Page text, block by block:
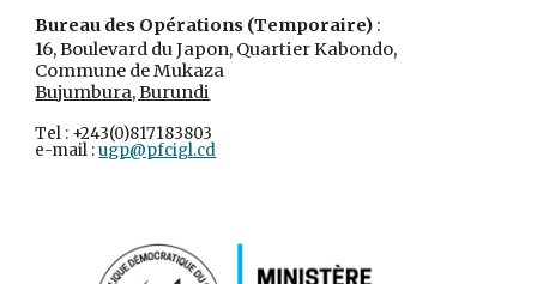
Bureau des Opérations (Temporaire) :
16, Boulevard du Japon, Quartier Kabondo,
Commune de Mukaza
Bujumbura, Burundi
Tel : +243(0)817183803
e-mail :ugp@pfcigl.cd